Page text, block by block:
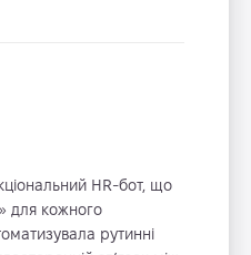
HR-бот, що
для кожного
рутинні